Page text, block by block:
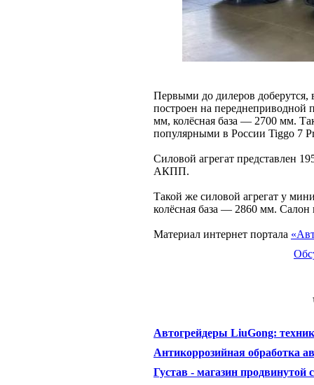
Первыми до дилеров доберутся,
построен на переднеприводной
мм, колёсная база — 2700 мм.
популярными в России Tiggo 7
Силовой агрегат представлен
АКПП.
Такой же силовой агрегат у
колёсная база — 2860 мм.
Материал интернет портала
Автогрейдеры LiuGong:
Антикоррозийная обработка
Густав - магазин продвинутой